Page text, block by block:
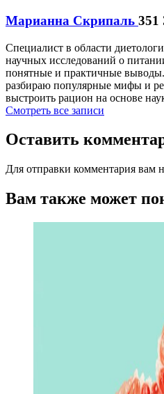
Марианна Скрипаль 351
Специалист в области
научных исследований о
понятные и практичные
разбираю популярные мифы и
выстроить рацион на основе
Смотреть все записи
Оставить
Для отправки комментария вам
Вам также может